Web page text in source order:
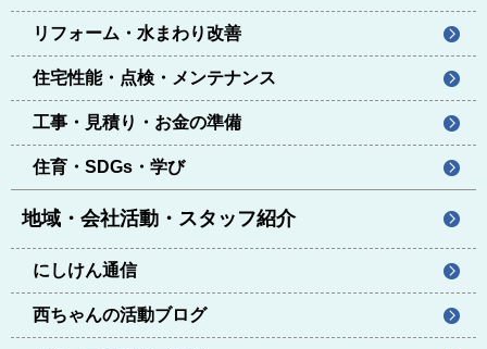
リフォーム・水まわり改善
住宅性能・点検・メンテナンス
工事・見積り・お金の準備
住育・SDGs・学び
地域・会社活動・スタッフ紹介
にしけん通信
西ちゃんの活動ブログ